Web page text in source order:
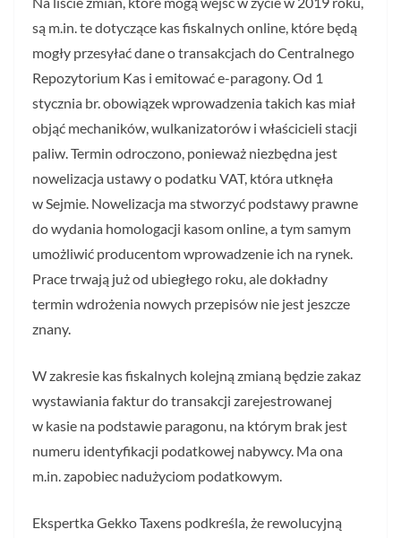
są m.in. te dotyczące kas fiskalnych online, które będą
mogły przesyłać dane o transakcjach do Centralnego
Repozytorium Kas i emitować e-paragony. Od 1
stycznia br. obowiązek wprowadzenia takich kas miał
objąć mechaników, wulkanizatorów i właścicieli stacji
paliw. Termin odroczono, ponieważ niezbędna jest
nowelizacja ustawy o podatku VAT, która utknęła
w Sejmie. Nowelizacja ma stworzyć podstawy prawne
do wydania homologacji kasom online, a tym samym
umożliwić producentom wprowadzenie ich na rynek.
Prace trwają już od ubiegłego roku, ale dokładny
termin wdrożenia nowych przepisów nie jest jeszcze
znany.
W zakresie kas fiskalnych kolejną zmianą będzie zakaz
wystawiania faktur do transakcji zarejestrowanej
w kasie na podstawie paragonu, na którym brak jest
numeru identyfikacji podatkowej nabywcy. Ma ona
m.in. zapobiec nadużyciom podatkowym.
Ekspertka Gekko Taxens podkreśla, że rewolucyjną